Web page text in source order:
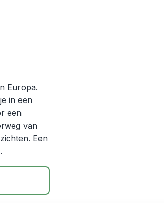
Europa.
in een
een
van
Een